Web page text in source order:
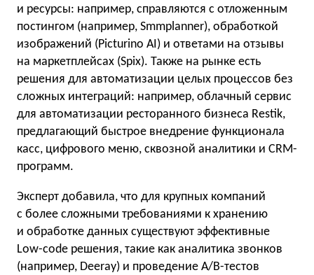
и ресурсы: например, справляются с отложенным
постингом (например, Smmplanner), обработкой
изображений (Picturino AI) и ответами на отзывы
на маркетплейсах (Spix). Также на рынке есть
решения для автоматизации целых процессов без
сложных интеграций: например, облачный сервис
для автоматизации ресторанного бизнеса Restik,
предлагающий быстрое внедрение функционала
касс, цифрового меню, сквозной аналитики и CRM-
программ.
Эксперт добавила, что для крупных компаний
с более сложными требованиями к хранению
и обработке данных существуют эффективные
Low-code решения, такие как аналитика звонков
(например, Deeray) и проведение A/B-тестов